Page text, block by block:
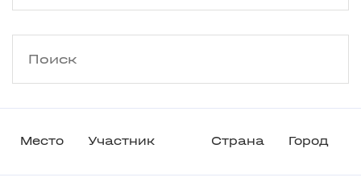
Место Участник Страна Город